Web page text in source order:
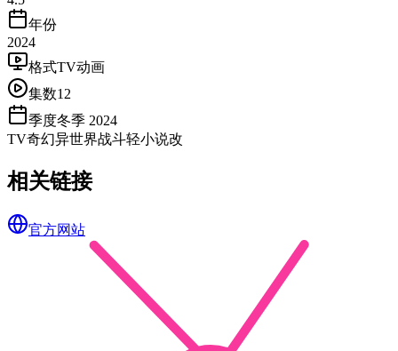
年份
2024
格式TV动画
集数12
季度冬季 2024
TV奇幻异世界战斗轻小说改
相关链接
官方网站